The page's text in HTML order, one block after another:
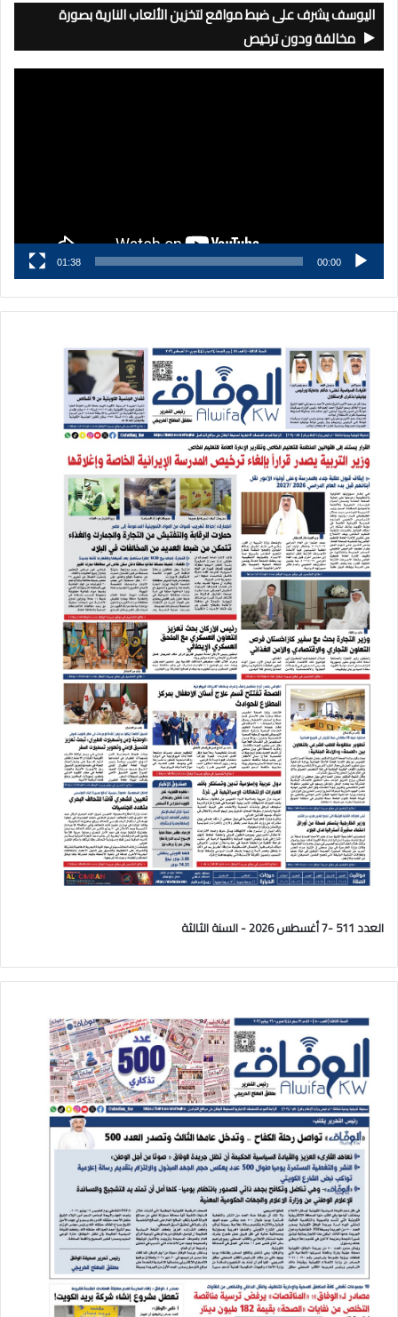
اليوسف يشرف على ضبط مواقع لتخزين الألعاب النارية بصورة
مخالفة ودون ترخيص
00:00
01:38
العدد 511 -7 أغسطس 2026 - السنة الثالثة